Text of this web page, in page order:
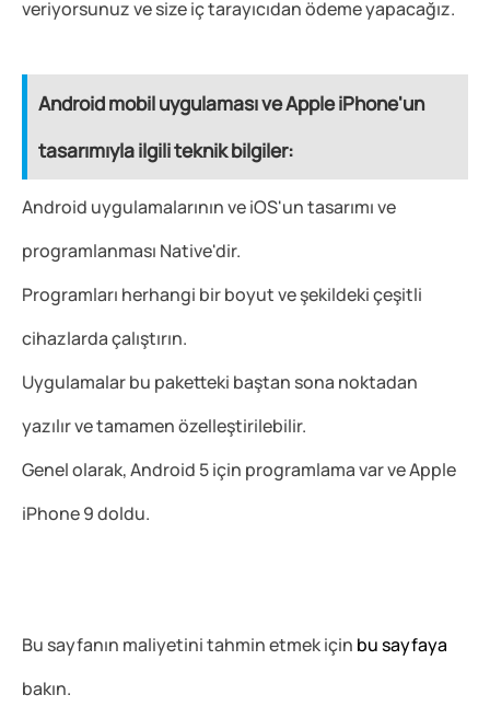
veriyorsunuz ve size iç tarayıcıdan ödeme yapacağız.
Android mobil uygulaması ve Apple iPhone'un
tasarımıyla ilgili teknik bilgiler:
Android uygulamalarının ve iOS'un tasarımı ve
programlanması Native'dir.
Programları herhangi bir boyut ve şekildeki çeşitli
cihazlarda çalıştırın.
Uygulamalar bu paketteki baştan sona noktadan
yazılır ve tamamen özelleştirilebilir.
Genel olarak, Android 5 için programlama var ve Apple
iPhone 9 doldu.
Bu sayfanın maliyetini tahmin etmek için bu sayfaya
bakın.